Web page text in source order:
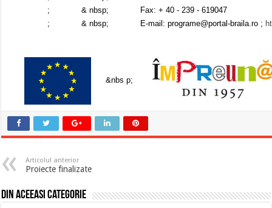
; & nbsp;
Fax: + 40 - 239 - 619047
; & nbsp;
E-mail: programe@portal-braila.ro ;
&nbs p;
Articolul anterior
Proiecte finalizate
Din aceeasi categorie